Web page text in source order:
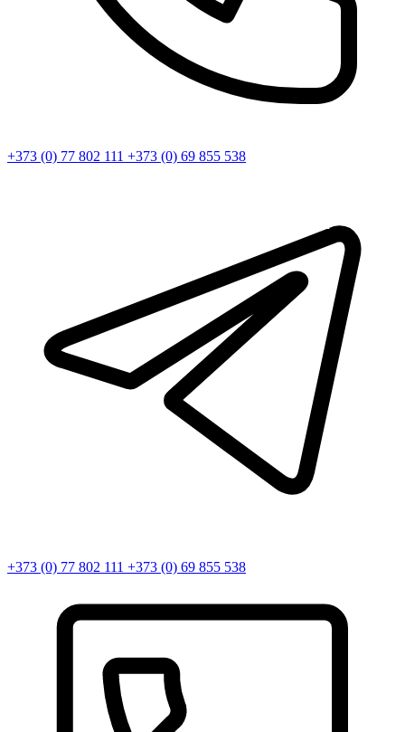
+373 (0) 77 802 111 +373 (0) 69 855 538
+373 (0) 77 802 111 +373 (0) 69 855 538